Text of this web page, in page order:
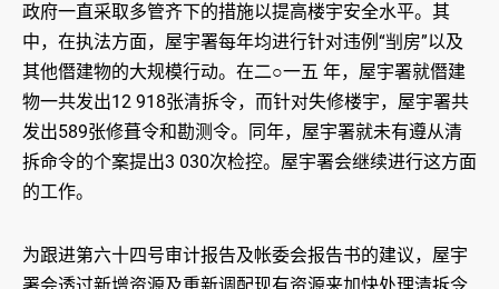
政府一直采取多管齐下的措施以提高楼宇安全水平。其
中，在执法方面，屋宇署每年均进行针对违例“㓥房”以及
其他僭建物的大规模行动。在二○一五 年，屋宇署就僭建
物一共发出12 918张清拆令，而针对失修楼宇，屋宇署共
发出589张修葺令和勘测令。同年，屋宇署就未有遵从清
拆命令的个案提出3 030次检控。屋宇署会继续进行这方面
的工作。
为跟进第六十四号审计报告及帐委会报告书的建议，屋宇